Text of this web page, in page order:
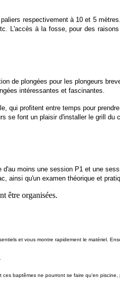
respectivement à 10 et 5
L'accès à la fosse, pour des
de plongées pour les plongeurs
intéressantes et fascinantes.
qui profitent entre temps pour
font un plaisir d'installer le grill
moins une session P1 et une
ainsi qu'un examen théorique et
être organisées.
et vous montre rapidement le matériel.
baptêmes ne pourront se faire qu'en